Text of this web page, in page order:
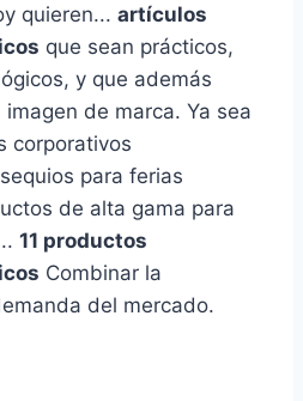
quieren... artículos
que sean prácticos,
y que además
de marca. Ya sea
corporativos
para ferias
de alta gama para
11 productos
Combinar la
del mercado.